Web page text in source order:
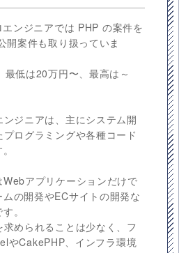
ンジニアでは PHP の案件を
開案件も取り扱っていま
最低は20万円〜、最高は～
ジニアは、主にシステム開
ログラミングや各種コード
アプリケーションだけで
の開発やECサイトの開発な
。
められることは少なく、フ
やCakePHP、インフラ環境